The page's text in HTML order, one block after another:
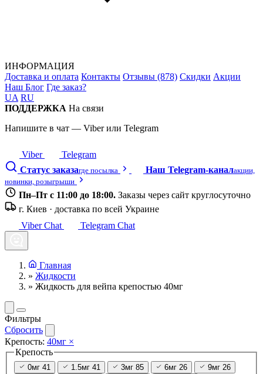
ИНФОРМАЦИЯ
Доставка и оплата Контакты Отзывы (878) Скидки Акции
Наш Блог Где заказ?
UA RU
ПОДДЕРЖКА На связи
Напишите в чат — Viber или Telegram
Viber
Telegram
Статус заказагде посылка Наш Telegram-каналакции,
новинки, розыгрыши
Пн–Пт с 11:00 до 18:00. Заказы через сайт круглосуточно
г. Киев · доставка по всей Украине
Viber Chat
Telegram Chat
Главная
» Жидкости
» Жидкость для вейпа крепостью 40мг
Фильтры
Сбросить
Крепость: 40мг ×
Крепость
0мг 41 1.5мг 41 3мг 85 6мг 26 9мг 26